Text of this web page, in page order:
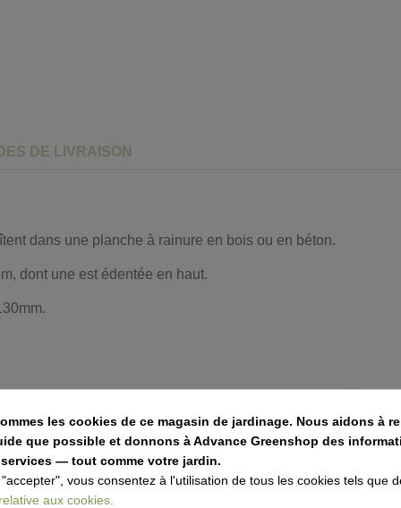
DE LIVRAISON
dans une planche à rainure en bois ou en béton.
dont une est édentée en haut.
votre gravier, votre écorce, ...
l'expansion et la modernisation de notre flotte. Nous
à votre disposition différentes bennes et camions-grues
les cookies de ce magasin de jardinage. Nous aidons à
que possible et donnons à Advance Greenshop des
— tout comme votre jardin.
vous consentez à l'utilisation de tous les cookies tels que
aux cookies.